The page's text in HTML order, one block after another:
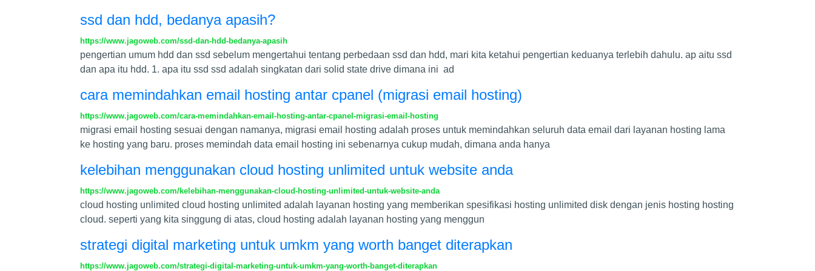
ssd dan hdd, bedanya apasih?
https://www.jagoweb.com/ssd-dan-hdd-bedanya-apasih
pengertian umum hdd dan ssd sebelum mengertahui tentang perbedaan ssd dan hdd, mari kita ketahui pengertian keduanya terlebih dahulu. ap aitu ssd
dan apa itu hdd. 1. apa itu ssd ssd adalah singkatan dari solid state drive dimana ini ad
cara memindahkan email hosting antar cpanel (migrasi email hosting)
https://www.jagoweb.com/cara-memindahkan-email-hosting-antar-cpanel-migrasi-email-hosting
migrasi email hosting sesuai dengan namanya, migrasi email hosting adalah proses untuk memindahkan seluruh data email dari layanan hosting lama
ke hosting yang baru. proses memindah data email hosting ini sebenarnya cukup mudah, dimana anda hanya
kelebihan menggunakan cloud hosting unlimited untuk website anda
https://www.jagoweb.com/kelebihan-menggunakan-cloud-hosting-unlimited-untuk-website-anda
cloud hosting unlimited cloud hosting unlimited adalah layanan hosting yang memberikan spesifikasi hosting unlimited disk dengan jenis hosting hosting
cloud. seperti yang kita singgung di atas, cloud hosting adalah layanan hosting yang menggun
strategi digital marketing untuk umkm yang worth banget diterapkan
https://www.jagoweb.com/strategi-digital-marketing-untuk-umkm-yang-worth-banget-diterapkan